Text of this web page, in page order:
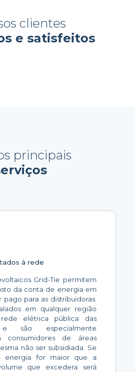
clientes
e satisfeitos
principais
à rede
Grid-Tie permitem
da conta de energia em
pago para as distribuidoras.
em qualquer região
elétrica pública das
e são especialmente
consumidores de áreas
não ser subsidiada. Se
energia for maior que a
que excedera será